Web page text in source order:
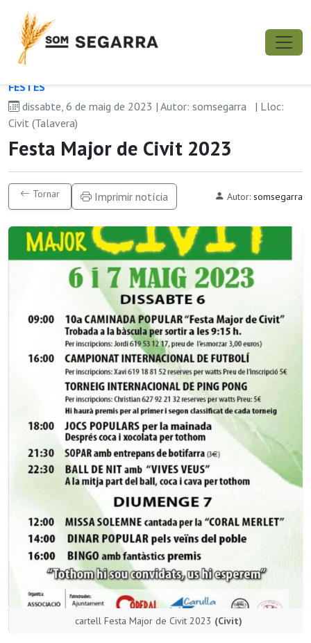
FESTES
dissabte, 6 de maig de 2023 | Autor: somsegarra
| Lloc:
Civit (Talavera)
Festa Major de Civit 2023
Tornar Imprimir notícia Autor: somsegarra
cartell Festa Major de Civit 2023 (Civit)